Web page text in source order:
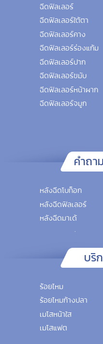
ฉีดฟิลเลอร์
ฉีดฟิลเลอร์ใต้ตา
ฉีดฟิลเลอร์คาง
ฉีดฟิลเลอร์ร่องแก้ม
ฉีดฟิลเลอร์ปาก
ฉีดฟิลเลอร์ขมับ
ฉีดฟิลเลอร์หน้าผาก
ฉีดฟิลเลอร์จมูก
คำถา
หลังฉีดโบท็อก
หลังฉีดฟิลเลอร์
หลังฉีดมาเด้
บริ
ร้อยไหม
ร้อยไหมก้างปลา
เมโสหน้าใส
เมโสแฟต